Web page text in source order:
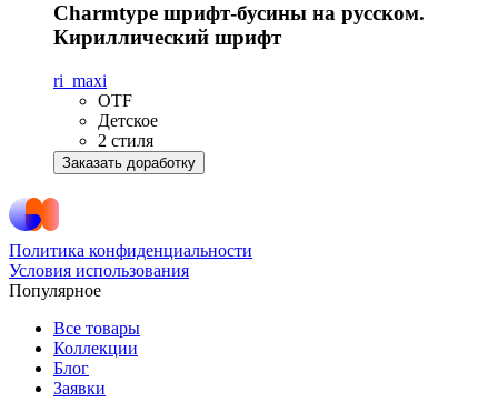
Charmtype шрифт-бусины на русском.
Кириллический шрифт
ri_maxi
OTF
Детское
2 стиля
Заказать доработку
Политика конфиденциальности
Условия использования
Популярное
Все товары
Коллекции
Блог
Заявки